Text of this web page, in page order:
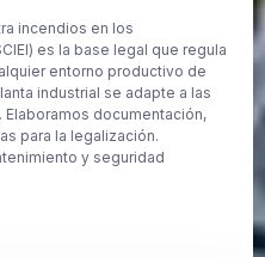
incendios en los
es la base legal que regula
entorno productivo de
industrial se adapte a las
Elaboramos documentación,
para la legalización.
y seguridad